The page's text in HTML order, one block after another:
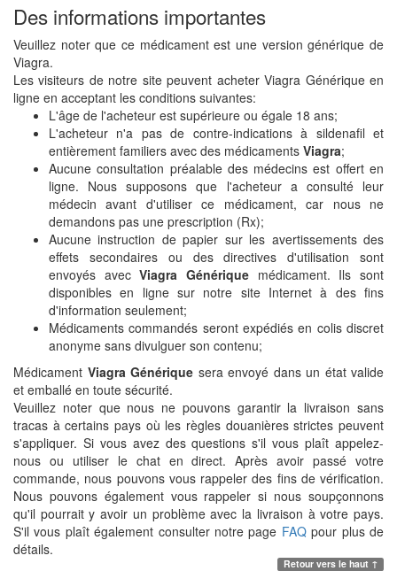
Des informations importantes
Veuillez noter que ce médicament est une version générique de
Viagra.
Les visiteurs de notre site peuvent acheter Viagra Générique en
ligne en acceptant les conditions suivantes:
L'âge de l'acheteur est supérieure ou égale 18 ans;
L'acheteur n'a pas de contre-indications à sildenafil et
entièrement familiers avec des médicaments Viagra;
Aucune consultation préalable des médecins est offert en
ligne. Nous supposons que l'acheteur a consulté leur
médecin avant d'utiliser ce médicament, car nous ne
demandons pas une prescription (Rx);
Aucune instruction de papier sur les avertissements des
effets secondaires ou des directives d'utilisation sont
envoyés avecViagra Générique médicament. Ils sont
disponibles en ligne sur notre site Internet à des fins
d'information seulement;
Médicaments commandés seront expédiés en colis discret
anonyme sans divulguer son contenu;
Médicament Viagra Générique sera envoyé dans un état valide
et emballé en toute sécurité.
Veuillez noter que nous ne pouvons garantir la livraison sans
tracas à certains pays où les règles douanières strictes peuvent
s'appliquer. Si vous avez des questions s'il vous plaît appelez-
nous ou utiliser le chat en direct. Après avoir passé votre
commande, nous pouvons vous rappeler des fins de vérification.
Nous pouvons également vous rappeler si nous soupçonnons
qu'il pourrait y avoir un problème avec la livraison à votre pays.
S'il vous plaît également consulter notre page FAQpour plus de
détails.
Retour vers le haut ↑